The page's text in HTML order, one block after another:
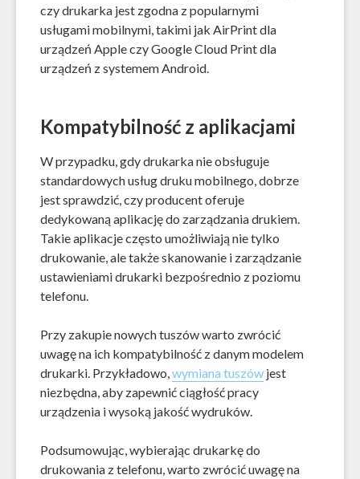
czy drukarka jest zgodna z popularnymi
usługami mobilnymi, takimi jak AirPrint dla
urządzeń Apple czy Google Cloud Print dla
urządzeń z systemem Android.
Kompatybilność z aplikacjami
W przypadku, gdy drukarka nie obsługuje
standardowych usług druku mobilnego, dobrze
jest sprawdzić, czy producent oferuje
dedykowaną aplikację do zarządzania drukiem.
Takie aplikacje często umożliwiają nie tylko
drukowanie, ale także skanowanie i zarządzanie
ustawieniami drukarki bezpośrednio z poziomu
telefonu.
Przy zakupie nowych tuszów warto zwrócić
uwagę na ich kompatybilność z danym modelem
drukarki. Przykładowo,wymiana tuszów jest
niezbędna, aby zapewnić ciągłość pracy
urządzenia i wysoką jakość wydruków.
Podsumowując, wybierając drukarkę do
drukowania z telefonu, warto zwrócić uwagę na